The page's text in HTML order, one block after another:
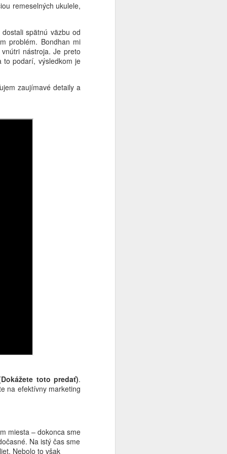
remeselných ukulele,
spätnú väzbu od
problém. Bondhan mi
nástroja. Je preto
to podarí, výsledkom je
zaujímavé detaily a
toto predať).
na efektívny marketing
miesta – dokonca sme
Na istý čas sme
Nebolo to však